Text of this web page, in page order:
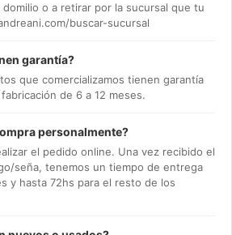
domilio o a retirar por la sucursal que tu
buscar-sucursal
garantía?
que comercializamos tienen garantía
de 6 a 12 meses.
personalmente?
el pedido online. Una vez recibido el
seña, tenemos un tiempo de entrega
y hasta 72hs para el resto de los